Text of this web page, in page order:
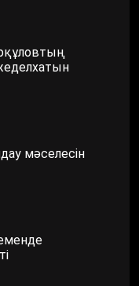
мәселесін